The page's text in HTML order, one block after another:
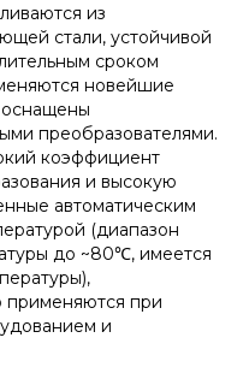
из
стали, устойчивой
сроком
новейшие
оснащены
преобразователями.
коэффициент
и высокую
автоматическим
(диапазон
до ~80℃, имеется
применяются при
и